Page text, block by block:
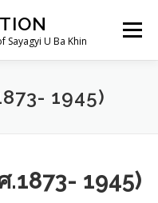
Sayagyi U Ba Khin
Menu
วิปัสสนากรรมฐาน
1945)
1945)